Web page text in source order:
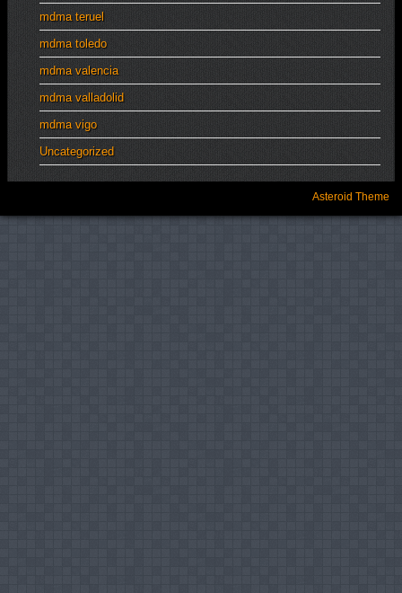
mdma teruel
mdma toledo
mdma valencia
mdma valladolid
mdma vigo
Uncategorized
Asteroid Theme